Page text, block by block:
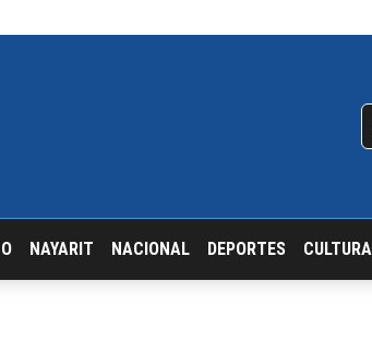
NAYARIT NACIONAL DEPORTES CULTURA